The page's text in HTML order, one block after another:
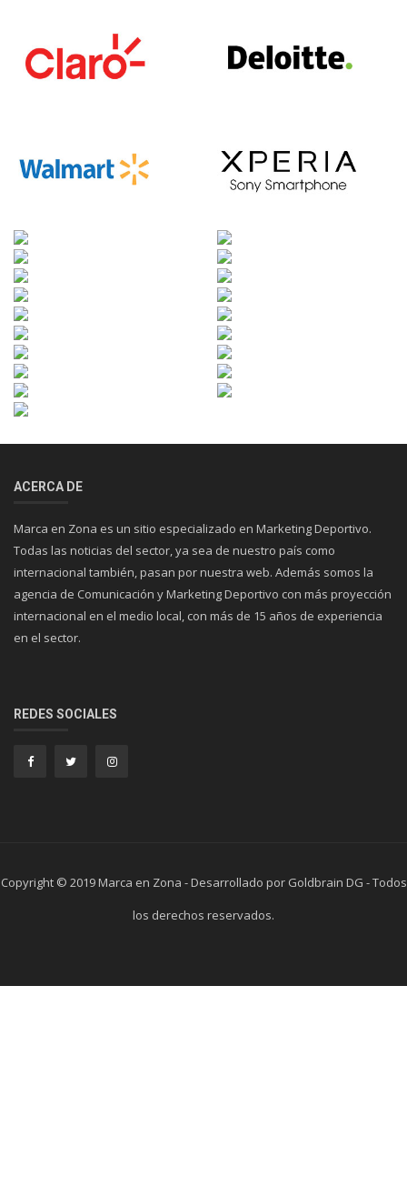
ACERCA DE
Marca en Zona es un sitio especializado en Marketing Deportivo.
Todas las noticias del sector, ya sea de nuestro país como
internacional también, pasan por nuestra web. Además somos la
agencia de Comunicación y Marketing Deportivo con más proyección
internacional en el medio local, con más de 15 años de experiencia
en el sector.
REDES SOCIALES
Copyright © 2019 Marca en Zona - Desarrollado por Goldbrain DG - Todos
los derechos reservados.